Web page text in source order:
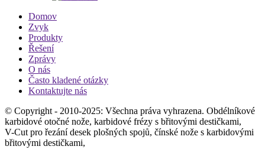
Domov
Zvyk
Produkty
Řešení
Zprávy
O nás
Často kladené otázky
Kontaktujte nás
© Copyright - 2010-2025: Všechna práva vyhrazena. Obdélníkové
karbidové otočné nože, karbidové frézy s břitovými destičkami,
V-Cut pro řezání desek plošných spojů, čínské nože s karbidovými
břitovými destičkami,